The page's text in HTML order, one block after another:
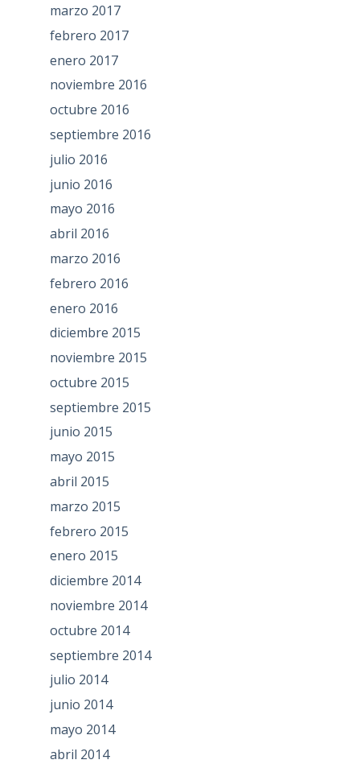
marzo 2017
febrero 2017
enero 2017
noviembre 2016
octubre 2016
septiembre 2016
julio 2016
junio 2016
mayo 2016
abril 2016
marzo 2016
febrero 2016
enero 2016
diciembre 2015
noviembre 2015
octubre 2015
septiembre 2015
junio 2015
mayo 2015
abril 2015
marzo 2015
febrero 2015
enero 2015
diciembre 2014
noviembre 2014
octubre 2014
septiembre 2014
julio 2014
junio 2014
mayo 2014
abril 2014